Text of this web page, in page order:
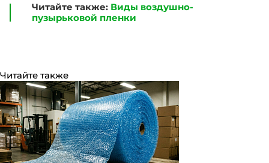
Читайте также: Виды воздушно-
пузырьковой пленки
Читайте также